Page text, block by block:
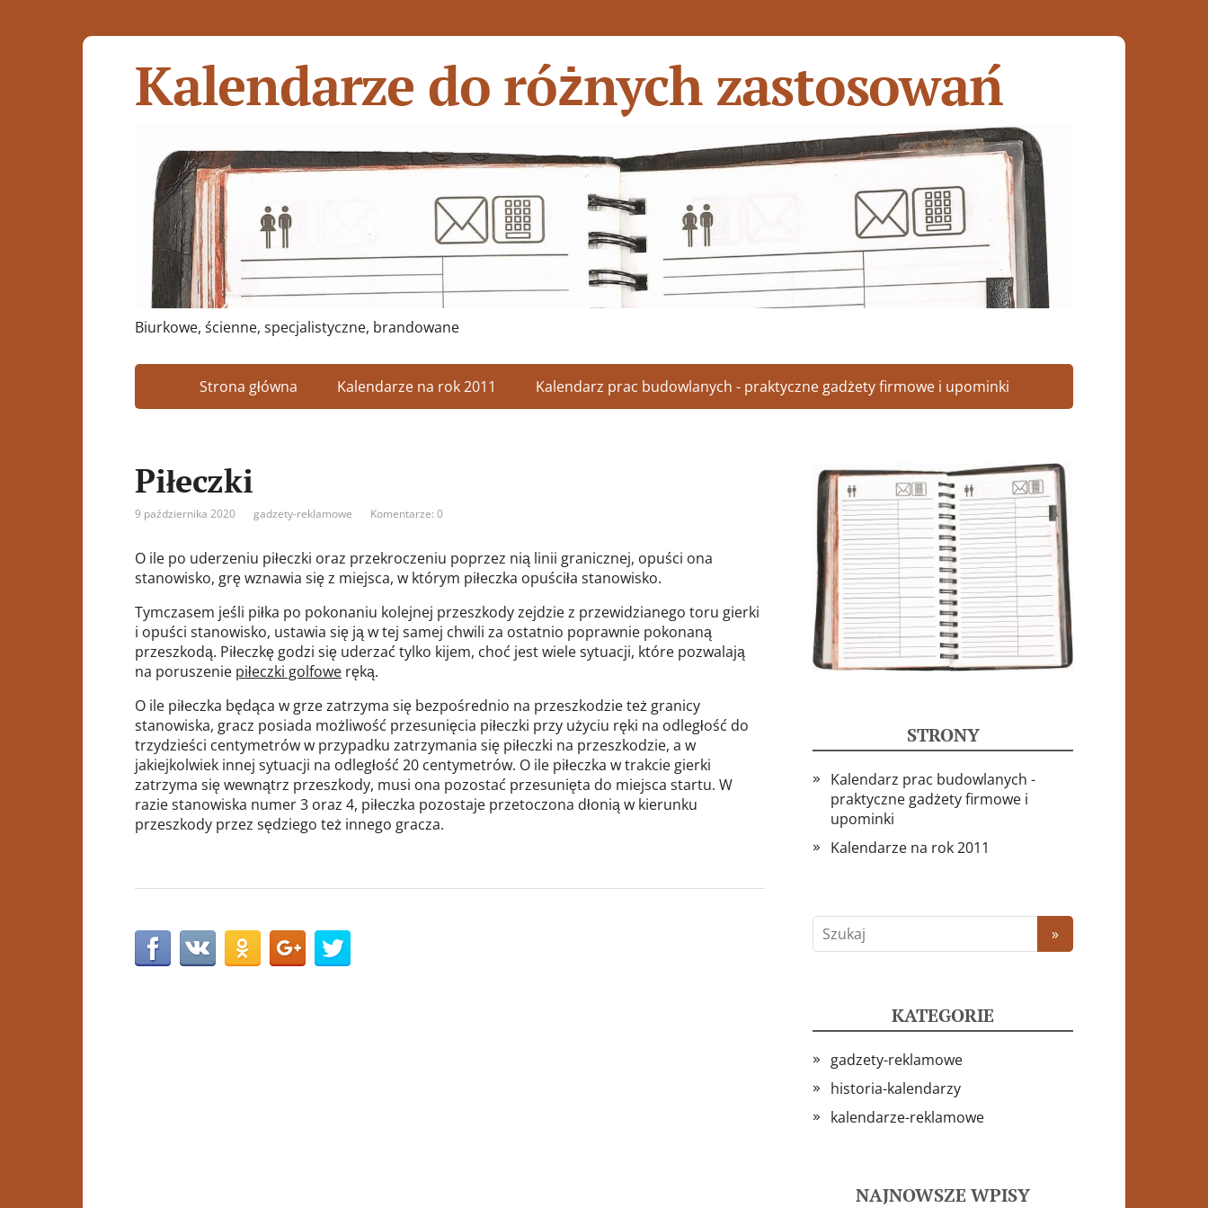
Kalendarze do różnych zastosowań
Biurkowe, ścienne, specjalistyczne, brandowane
Strona główna Kalendarze na rok 2011 Kalendarz prac budowlanych - praktyczne gadżety firmowe i upominki
Piłeczki
9 października 2020 gadzety-reklamowe Komentarze: 0
O ile po uderzeniu piłeczki oraz przekroczeniu poprzez nią linii granicznej, opuści ona
stanowisko, grę wznawia się z miejsca, w którym piłeczka opuściła stanowisko.
Tymczasem jeśli piłka po pokonaniu kolejnej przeszkody zejdzie z przewidzianego toru gierki
i opuści stanowisko, ustawia się ją w tej samej chwili za ostatnio poprawnie pokonaną
przeszkodą. Piłeczkę godzi się uderzać tylko kijem, choć jest wiele sytuacji, które pozwalają
na poruszenie piłeczki golfowe ręką.
O ile piłeczka będąca w grze zatrzyma się bezpośrednio na przeszkodzie też granicy
stanowiska, gracz posiada możliwość przesunięcia piłeczki przy użyciu ręki na odległość do
trzydzieści centymetrów w przypadku zatrzymania się piłeczki na przeszkodzie, a w
jakiejkolwiek innej sytuacji na odległość 20 centymetrów. O ile piłeczka w trakcie gierki
zatrzyma się wewnątrz przeszkody, musi ona pozostać przesunięta do miejsca startu. W
razie stanowiska numer 3 oraz 4, piłeczka pozostaje przetoczona dłonią w kierunku
przeszkody przez sędziego też innego gracza.
STRONY
Kalendarz prac budowlanych -
praktyczne gadżety firmowe i
upominki
Kalendarze na rok 2011
KATEGORIE
gadzety-reklamowe
historia-kalendarzy
kalendarze-reklamowe
NAJNOWSZE WPISY